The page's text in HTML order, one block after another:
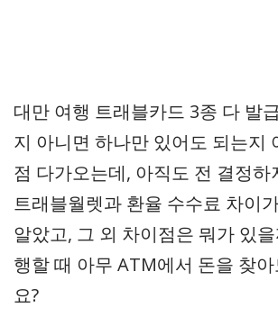
대만 여행 트래블카드 3종 다 발
지 아니면 하나만 있어도 되는지
점 다가오는데, 아직도 전 결정하
트래블월렛과 환율 수수료 차이
알았고, 그 외 차이점은 뭐가 있
행할 때 아무 ATM에서 돈을 찾
요?